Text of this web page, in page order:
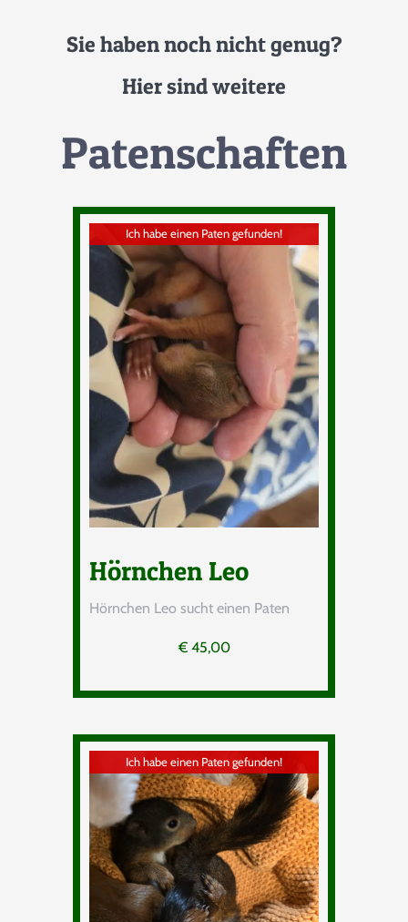
Sie haben noch nicht genug?
Hier sind weitere
Patenschaften
Ich habe einen Paten gefunden!
Hörnchen Leo
Hörnchen Leo sucht einen Paten
€45,00
Ich habe einen Paten gefunden!
Sie Mit Ihrer Spende
ÜBERWEISUNG
Tierpatenschaft